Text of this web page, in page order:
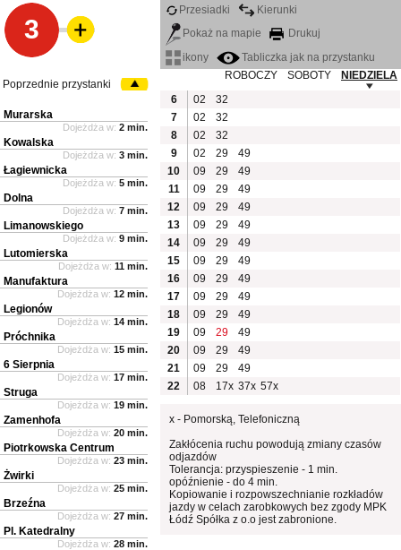
3
Przesiadki
Kierunki
Pokaż na mapie
Drukuj
ikony
Tabliczka jak na przystanku
ROBOCZY
SOBOTY
NIEDZIELA
6
02
32
7
02
32
8
02
32
9
02 29
49
10
09 29
49
11
09 29
49
12
09 29
49
13
09 29
49
14
09 29
49
15
09 29
49
16
09 29
49
17
09 29
49
18
09 29
49
19
09 29
49
20
09 29
49
21
09 29
49
22
08 17x 37x 57x
x - Pomorską, Telefoniczną
Zakłócenia ruchu powodują zmiany czasów
odjazdów
Tolerancja: przyspieszenie - 1 min.
opóźnienie - do 4 min.
Kopiowanie i rozpowszechnianie rozkładów
jazdy w celach zarobkowych bez zgody MPK
Łódź Spółka z o.o jest zabronione.
Poprzednie przystanki
Murarska
Dojeżdża w: 2 min.
Kowalska
Dojeżdża w: 3 min.
Łagiewnicka
Dojeżdża w: 5 min.
Dolna
Dojeżdża w: 7 min.
Limanowskiego
Dojeżdża w: 9 min.
Lutomierska
Dojeżdża w: 11 min.
Manufaktura
Dojeżdża w: 12 min.
Legionów
Dojeżdża w: 14 min.
Próchnika
Dojeżdża w: 15 min.
6 Sierpnia
Dojeżdża w: 17 min.
Struga
Dojeżdża w: 19 min.
Zamenhofa
Dojeżdża w: 20 min.
Piotrkowska Centrum
Dojeżdża w: 23 min.
Żwirki
Dojeżdża w: 25 min.
Brzeźna
Dojeżdża w: 27 min.
Pl. Katedralny
Dojeżdża w: 28 min.